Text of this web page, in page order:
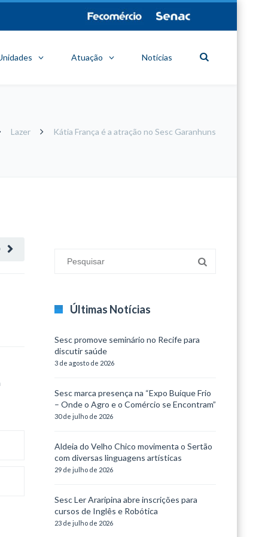
Atuação Notícias
Lazer Kátia França é a atração no Sesc Garanhuns
Últimas Notícias
Sesc promove seminário no Recife para
discutir saúde
3 de agosto de 2026
Sesc marca presença na “Expo Buíque Frio
– Onde o Agro e o Comércio se Encontram”
30 de julho de 2026
Aldeia do Velho Chico movimenta o Sertão
com diversas linguagens artísticas
29 de julho de 2026
Sesc Ler Araripina abre inscrições para
cursos de Inglês e Robótica
23 de julho de 2026